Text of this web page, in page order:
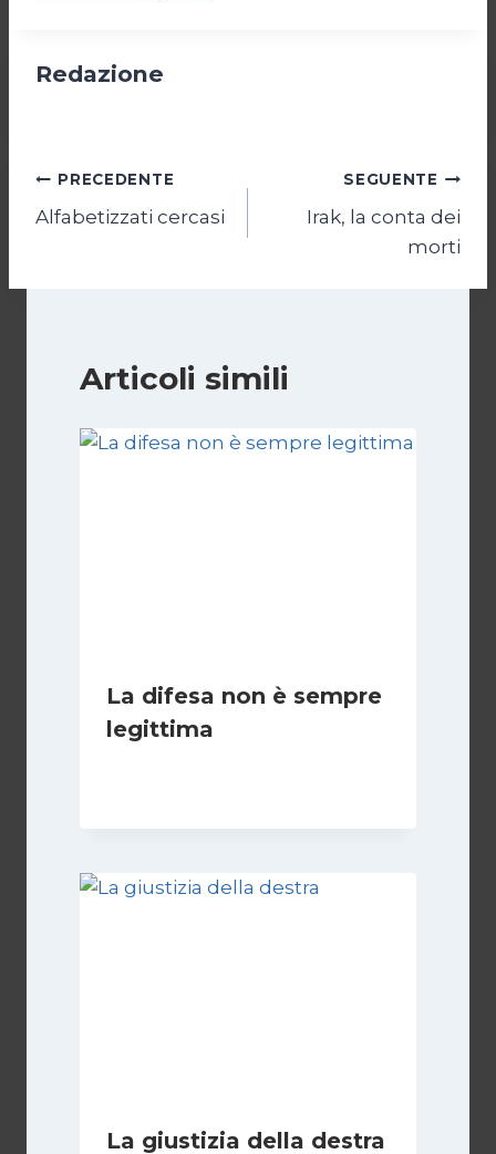
Redazione
Navigazione
articoli
PRECEDENTE
Alfabetizzati cercasi
SEGUENTE
Irak, la conta dei
morti
Articoli simili
La difesa non è sempre
legittima
La giustizia della destra